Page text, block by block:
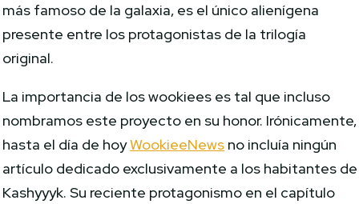
más famoso de la galaxia, es el único alienígena
presente entre los protagonistas de la trilogía
original.
La importancia de los wookiees es tal que incluso
nombramos este proyecto en su honor. Irónicamente,
hasta el día de hoyWookieeNews no incluía ningún
artículo dedicado exclusivamente a los habitantes de
Kashyyyk. Su reciente protagonismo en el capítulo